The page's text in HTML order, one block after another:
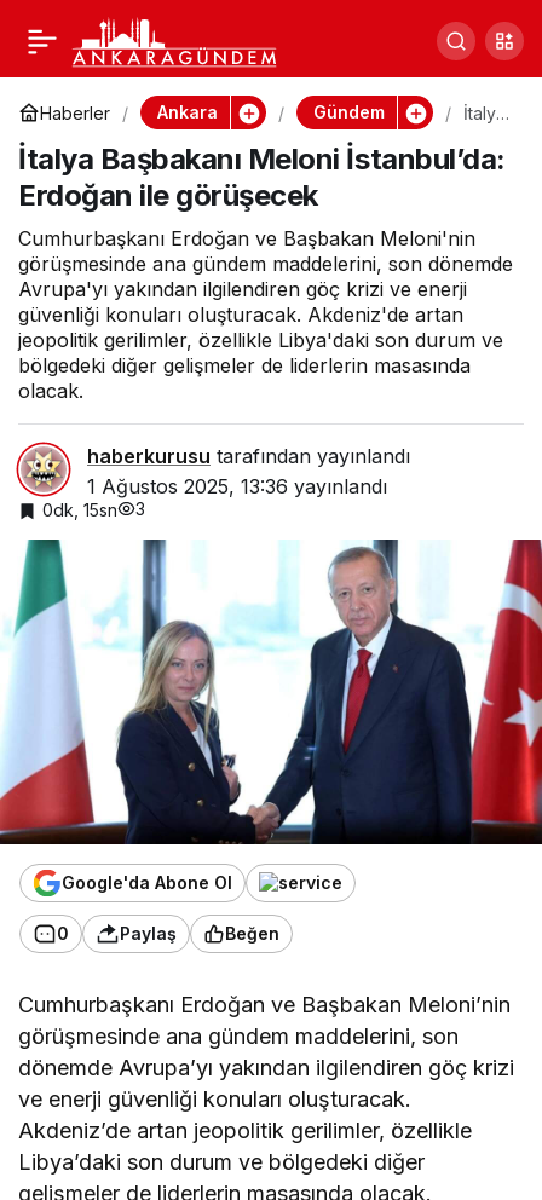
Haberler Ankara Gündem
İtalya
akanı
Melo
ul’da:
Erdoğ
an ile
görüş
İtalya Başbakanı Meloni İstanbul’da:
Erdoğan ile görüşecek
Cumhurbaşkanı Erdoğan ve Başbakan Meloni'nin
görüşmesinde ana gündem maddelerini, son dönemde
Avrupa'yı yakından ilgilendiren göç krizi ve enerji
güvenliği konuları oluşturacak. Akdeniz'de artan
jeopolitik gerilimler, özellikle Libya'daki son durum ve
bölgedeki diğer gelişmeler de liderlerin masasında
olacak.
haberkurusu tarafından yayınlandı
1 Ağustos 2025, 13:36 yayınlandı
0dk, 15sn 3
Google'da Abone Ol
0 Paylaş Beğen
Cumhurbaşkanı Erdoğan ve Başbakan Meloni’nin
görüşmesinde ana gündem maddelerini, son
dönemde Avrupa’yı yakından ilgilendiren göç krizi
ve enerji güvenliği konuları oluşturacak.
Akdeniz’de artan jeopolitik gerilimler, özellikle
Libya’daki son durum ve bölgedeki diğer
gelişmeler de liderlerin masasında olacak.
Keçi Peyniri Diye Satılan
Üründen İnek Sütü Çıktı
0 Paylaş